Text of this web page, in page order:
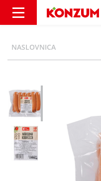
NASLOVNICA